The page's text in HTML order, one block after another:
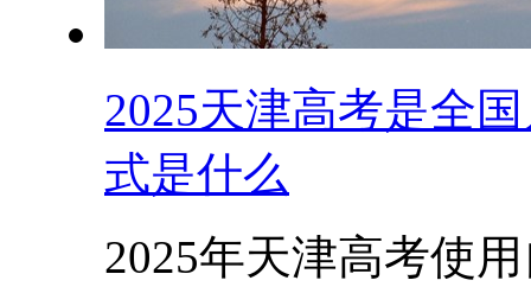
2025天津高考是全
式是什么
2025年天津高考使